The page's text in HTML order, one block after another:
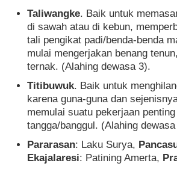
Taliwangke. Baik untuk
di sawah atau di kebun,
tali pengikat padi/benda-benda
mulai mengerjakan benang
ternak. (Alahing dewasa 3).
Titibuwuk. Baik untuk
karena guna-guna dan
memulai suatu pekerjaan
tangga/banggul. (Alahing
Pararasan: Laku Surya,
Ekajalaresi: Patining Amerta,